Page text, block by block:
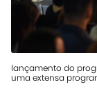
lançamento do
uma extensa